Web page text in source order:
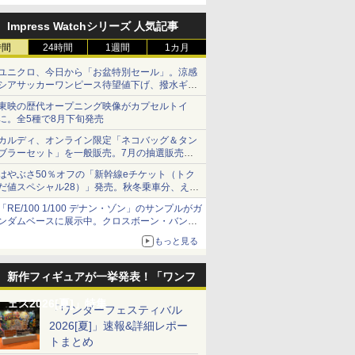
Impress Watchシリーズ 人気記事
24時間 1週間 1カ月
ニクロ、今日から「お盆特別セール」。涼感
アサッカーワンピース待望値下げ、撥水ギア
ョーツは1990円に
映の歴代オープニング映像がカプセルトイ
。全5種で8月下旬発売
ルディ、オンライン限定「ネコバッグ＆タン
ラーセット」を一般販売。7月の抽選販売の
選無効分
やぶさ50％オフの「新幹線eチケット（トク
値スペシャル28）」発売。秋冬乗車分、えき
っと限定
RE/100 1/100 デナン・ゾン」のサンプルがガ
ダムベースに展示中。クロスボーン・バンガ
ドの制式量産機が間もなく発送【ガンダムベ
もっと見る
新作フィギュアが一挙発表！「ワンフ
ェス2026[夏]」特集「ワンダーフェスティバル
2026[夏]」速報&詳細レポー
トまとめ